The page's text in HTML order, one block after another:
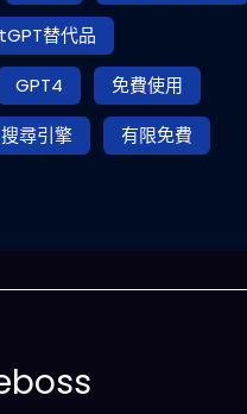
替代品
GPT4
免費使用
搜尋引擎
有限免費